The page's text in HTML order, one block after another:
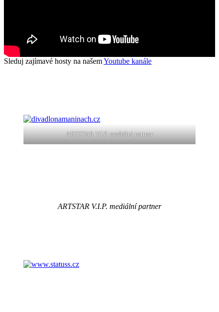
Sleduj zajímavé hosty na našemYoutube kanále
ARTSTAR V.I.P. mediální partner
ARTSTAR V.I.P. mediální partner